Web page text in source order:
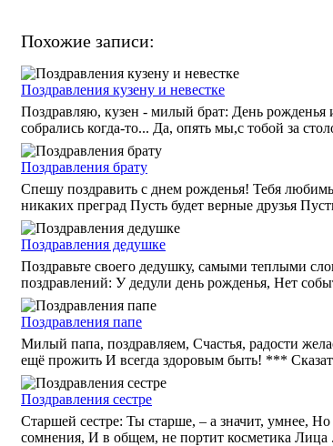
Похожие записи:
Поздравления кузену и невестке
Поздравляю, кузен - милый брат: День рожденья
собрались когда-то... Да, опять мы,с тобой за
Поздравления брату
Спешу поздравить с днем рожденья! Тебя
никаких преград Пусть будет верные друзья
Поздравления дедушке
Поздравьте своего дедушку, самыми теплыми
поздравлений: У дедули день рожденья, Hет
Поздравления папе
Милый папа, поздравляем, Счастья, радости
ещё прожить И всегда здоровым быть! ***
Поздравления сестре
Старшей сестре: Ты старше, – а значит, умнее,
сомнения, И в общем, не портит косметика Лица